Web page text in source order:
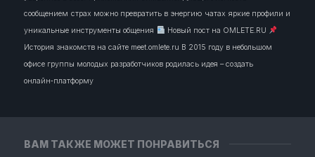
ВАМ ТАКЖЕ МОЖЕТ ПОНРАВИТЬСЯ
сообщением страх можно превратить в энергию чатах яркие профили и
уникальные инструменты общения
Новый пост на OMLETE.RU
История знакомств на сайте meet.omlete.ru В 2015 году в небольшом
офисе группы молодых разработчиков родилась идея – создать
онлайн‑платформу